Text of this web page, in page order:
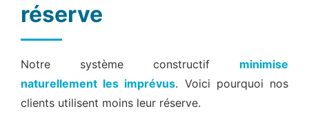
réserve
Notre système constructif minimise
naturellement les imprévus. Voici pourquoi nos
clients utilisent moins leur réserve.